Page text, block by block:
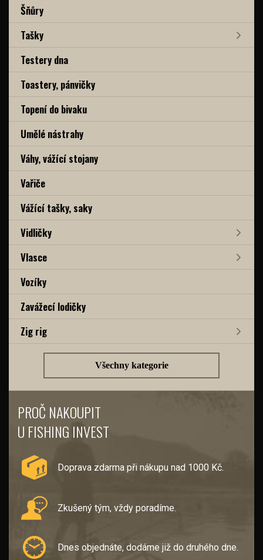
Šňůry
Tašky
Testery dna
Toastery, pánvičky
Topení do bivaku
Umělé nástrahy
Váhy, vážící stojany
Vařiče
Vážící tašky, saky
Vidličky
Vlasce
Vozíky
Zavážecí lodičky
Zig rig
Všechny kategorie
PROČ NAKOUPIT
U FISHING INVEST
Doprava zdarma při nákupu nad 1000 Kč.
Zkušený tým, vždy poradíme.
Dnes objednáte, dodáme již do druhého dne.